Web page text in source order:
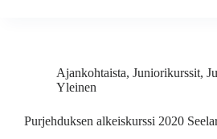
Ajankohtaista, Juniorikurssit,
Yleinen
Purjehduksen alkeiskurssi 2020